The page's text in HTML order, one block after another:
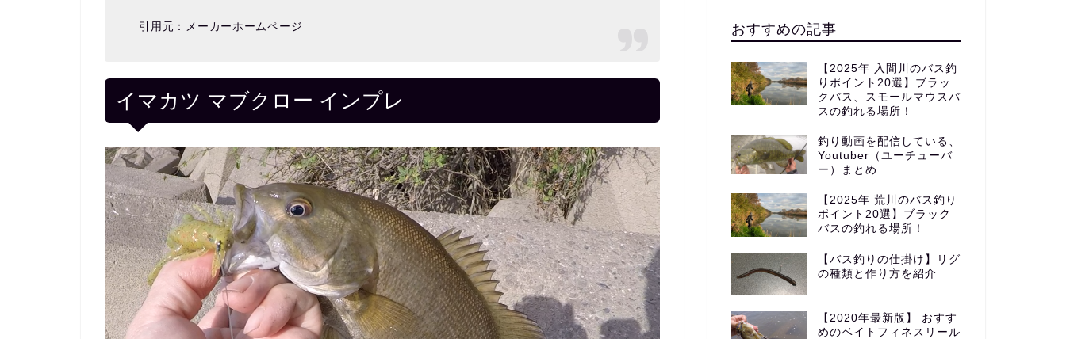
引用元：メーカーホームページ
イマカツ マブクロー インプレ
おすすめの記事
【2025年 入間川のバス釣
りポイント20選】ブラッ
クバス、スモールマウスバ
スの釣れる場所！
釣り動画を配信している、
Youtuber（ユーチューバ
ー）まとめ
【2025年 荒川のバス釣り
ポイント20選】ブラック
バスの釣れる場所！
【バス釣りの仕掛け】リグ
の種類と作り方を紹介
【2020年最新版】 おすす
めのベイトフィネスリール